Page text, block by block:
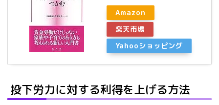
Amazon
楽天市場
Yahooショッピング
投下労力に対する利得を上げる方法